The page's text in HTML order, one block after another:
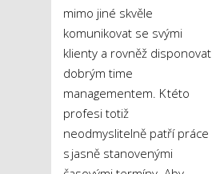
mimo jiné skvěle
komunikovat se svými
klienty a rovněž disponovat
dobrým time
managementem. K této
profesi totiž
neodmyslitelně patří práce
s jasně stanovenými